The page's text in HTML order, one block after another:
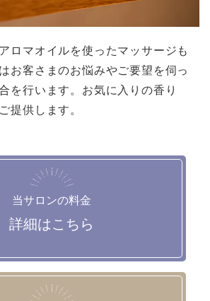
ロマオイルを使ったマッサージも
お客さまのお悩みやご要望を伺っ
を行います。お気に入りの香り
提供します。
当サロンの料金
詳細はこちら